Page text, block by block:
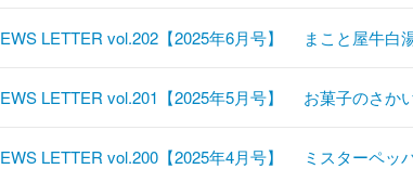
LETTER vol.202【2025年6月号】 まこと屋牛
LETTER vol.201【2025年5月号】 お菓子のさ
LETTER vol.200【2025年4月号】 ミスターペ